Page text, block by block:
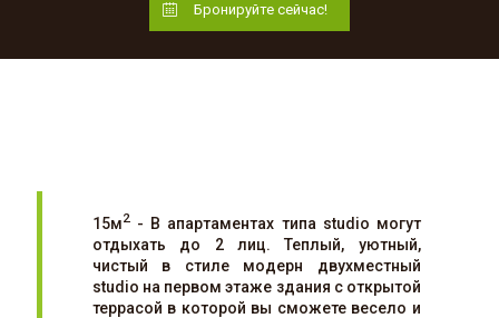
Бронируйте сейчас!
15м2 - В апартаментах типа studio могут
отдыхать до 2 лиц. Теплый, уютный,
чистый в стиле модерн двухместный
studio на первом этаже здания с открытой
террасой в которой вы сможете весело и